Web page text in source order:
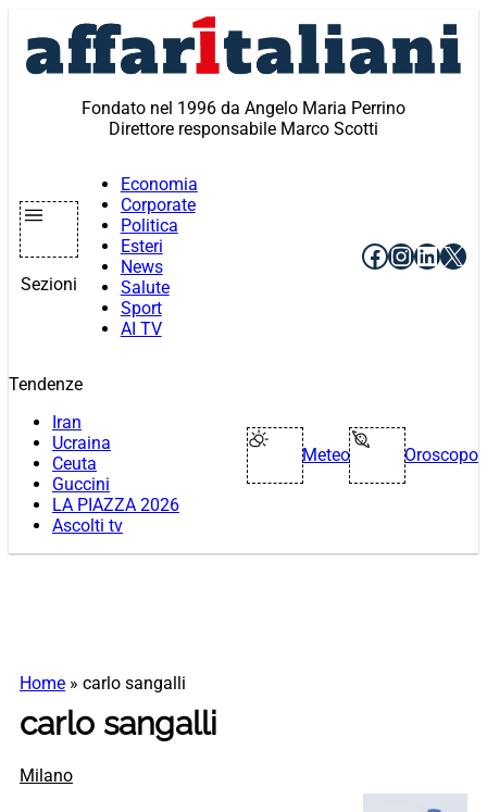
contenuto
Fondato nel 1996 da Angelo Maria Perrino
Direttore responsabile Marco Scotti
Sezioni
Economia
Corporate
Politica
Esteri
News
Salute
Sport
AI TV
Facebook
X
Tendenze
Iran
Ucraina
Ceuta
Guccini
LA PIAZZA 2026
Ascolti tv
Meteo Oroscopo
Home » carlo sangalli
carlo sangalli
Milano